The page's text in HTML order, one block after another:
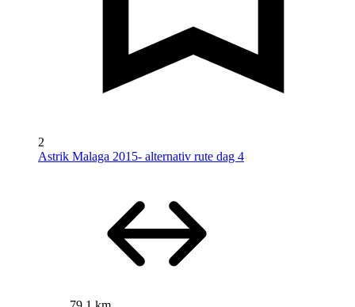
2
Astrik Malaga 2015- alternativ rute dag 4